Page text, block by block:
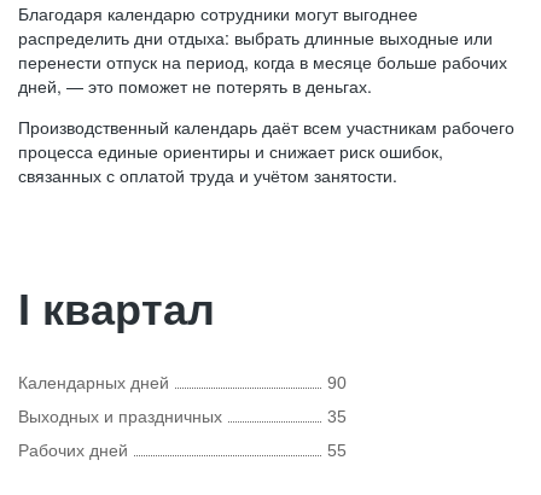
Благодаря календарю сотрудники могут выгоднее
распределить дни отдыха: выбрать длинные выходные или
перенести отпуск на период, когда в месяце больше рабочих
дней, — это поможет не потерять в деньгах.
Производственный календарь даёт всем участникам рабочего
процесса единые ориентиры и снижает риск ошибок,
связанных с оплатой труда и учётом занятости.
I квартал
Календарных дней
90
Выходных и праздничных
35
Рабочих дней
55